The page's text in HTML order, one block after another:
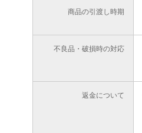
商品の引渡し時期
不良品・破損時の対応
返金について